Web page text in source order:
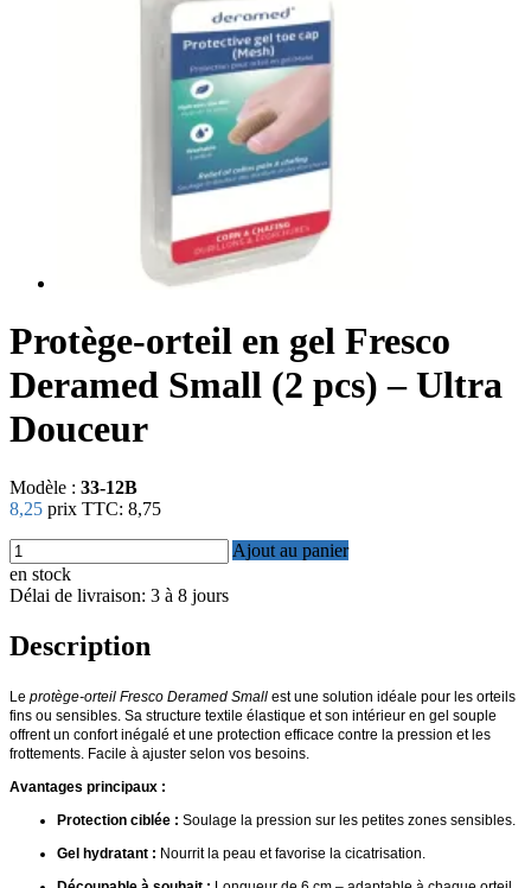
Protège-orteil en gel Fresco
Deramed Small (2 pcs) – Ultra
Douceur
Modèle : 33-12B
8,25 prix TTC: 8,75
Ajout au panier
en stock
Délai de livraison: 3 à 8 jours
Description
Le protège-orteil Fresco Deramed Small est une solution idéale pour les orteils
fins ou sensibles. Sa structure textile élastique et son intérieur en gel souple
offrent un confort inégalé et une protection efficace contre la pression et les
frottements. Facile à ajuster selon vos besoins.
Avantages principaux :
Protection ciblée : Soulage la pression sur les petites zones sensibles.
Gel hydratant : Nourrit la peau et favorise la cicatrisation.